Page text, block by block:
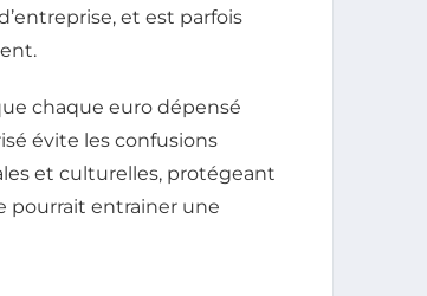
et est parfois
chaque euro dépensé
évite les confusions
et culturelles, protégeant
pourrait entrainer une